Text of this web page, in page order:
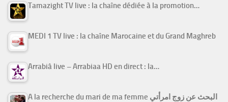
Tamazight TV live : la chaîne dédiée à la promotion…
MEDI 1 TV live : la chaîne Marocaine et du Grand Maghreb
Arrabiâ live – Arrabiaa HD en direct : la…
A la recherche du mari de ma femme البحث عن زوج امرأتي